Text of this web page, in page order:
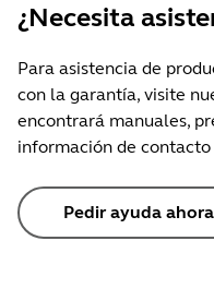
¿Necesita
Para asistencia de
con la garantía, visite
encontrará manuales,
información de contacto
Pedir ayuda ahora